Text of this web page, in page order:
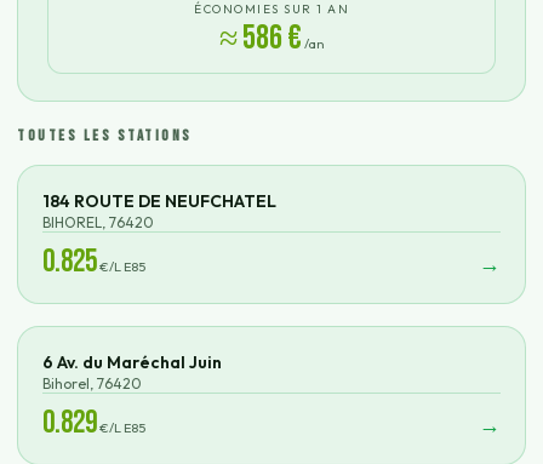
ÉCONOMIES SUR 1 AN
≈586€ /an
TOUTES LES STATIONS
184 ROUTE DE NEUFCHATEL
BIHOREL, 76420
0.825€/L E85 →
6 Av. du Maréchal Juin
Bihorel, 76420
0.829€/L E85 →